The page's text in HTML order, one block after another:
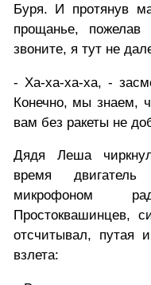
Буря. И протянув
прощанье,
звоните, я тут не
- Ха-ха-ха-ха, -
Конечно, мы знаем,
вам без ракеты не
Дядя Леша
время
микрофоном
Простоквашинцев,
отсчитывал, путая
взлета: